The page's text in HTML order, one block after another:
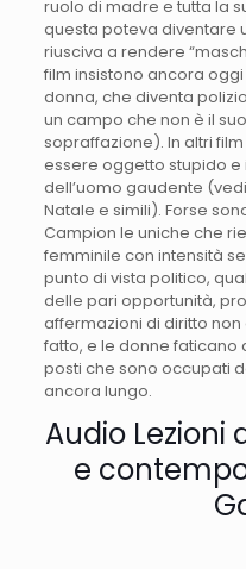
ruolo di madre e tutta la
questa poteva diventare
riusciva a rendere
film insistono ancora
donna, che diventa
un campo che non è il
sopraffazione). In altri
essere oggetto stupido
dell’uomo gaudente
Natale e simili). Forse
Campion le uniche che
femminile con intensità
punto di vista politico,
delle pari opportunità,
affermazioni di diritto
fatto, e le donne
posti che sono occupati
ancora lungo.
Audio Lezioni
e